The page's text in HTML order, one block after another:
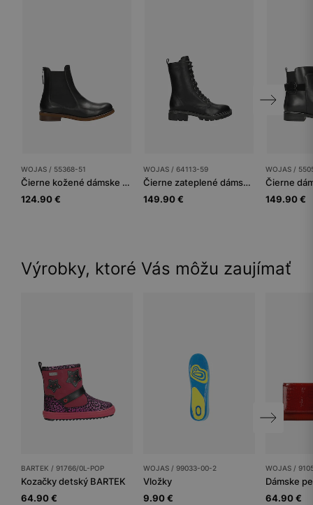
WOJAS / 55368-51
Čierne kožené dámske členkové topánky s vyššou cholewkou
124.90 €
WOJAS / 64113-59
Čierne zateplené dámske kotníkové topánky z lícovej kože
149.90 €
WOJAS /
149.90 €
Výrobky, ktoré Vás môžu zaujímať
BARTEK / 91766/0L-POP
Kozačky detský BARTEK
64.90 €
WOJAS / 99033-00-2
Vložky
9.90 €
WOJAS /
Dámske
64.90 €